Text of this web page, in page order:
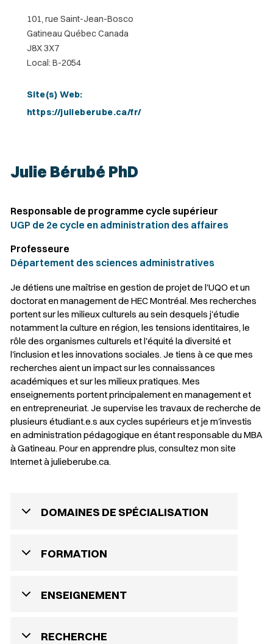
101, rue Saint-Jean-Bosco
Gatineau Québec Canada
J8X 3X7
Local: B-2054
Site(s) Web:
https://julieberube.ca/fr/
Julie Bérubé PhD
Responsable de programme cycle supérieur
UGP de 2e cycle en administration des affaires
Professeure
Département des sciences administratives
Je détiens une maîtrise en gestion de projet de l'UQO et un
doctorat en management de HEC Montréal. Mes recherches
portent sur les milieux culturels au sein desquels j'étudie
notamment la culture en région, les tensions identitaires, le
rôle des organismes culturels et l'équité la diversité et
l'inclusion et les innovations sociales. Je tiens à ce que mes
recherches aient un impact sur les connaissances
académiques et sur les milieux pratiques. Mes
enseignements portent principalement en management et
en entrepreneuriat. Je supervise les travaux de recherche de
plusieurs étudiant.e.s aux cycles supérieurs et je m'investis
en administration pédagogique en étant responsable du MBA
à Gatineau. Pour en apprendre plus, consultez mon site
Internet à julieberube.ca.
DOMAINES DE SPÉCIALISATION
FORMATION
ENSEIGNEMENT
RECHERCHE